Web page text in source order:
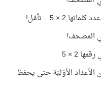
المصحف!
مجموعة من الأعداد الأوّليّة حتى يحفظ